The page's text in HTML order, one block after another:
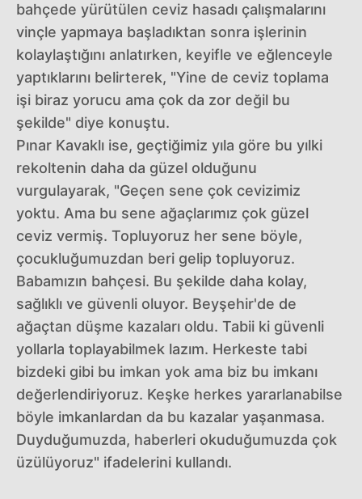
bahçede yürütülen ceviz hasadı çalışmalarını
vinçle yapmaya başladıktan sonra işlerinin
kolaylaştığını anlatırken, keyifle ve eğlenceyle
yaptıklarını belirterek, "Yine de ceviz toplama
işi biraz yorucu ama çok da zor değil bu
şekilde" diye konuştu.
Pınar Kavaklı ise, geçtiğimiz yıla göre bu yılki
rekoltenin daha da güzel olduğunu
vurgulayarak, "Geçen sene çok cevizimiz
yoktu. Ama bu sene ağaçlarımız çok güzel
ceviz vermiş. Topluyoruz her sene böyle,
çocukluğumuzdan beri gelip topluyoruz.
Babamızın bahçesi. Bu şekilde daha kolay,
sağlıklı ve güvenli oluyor. Beyşehir'de de
ağaçtan düşme kazaları oldu. Tabii ki güvenli
yollarla toplayabilmek lazım. Herkeste tabi
bizdeki gibi bu imkan yok ama biz bu imkanı
değerlendiriyoruz. Keşke herkes yararlanabilse
böyle imkanlardan da bu kazalar yaşanmasa.
Duyduğumuzda, haberleri okuduğumuzda çok
üzülüyoruz" ifadelerini kullandı.